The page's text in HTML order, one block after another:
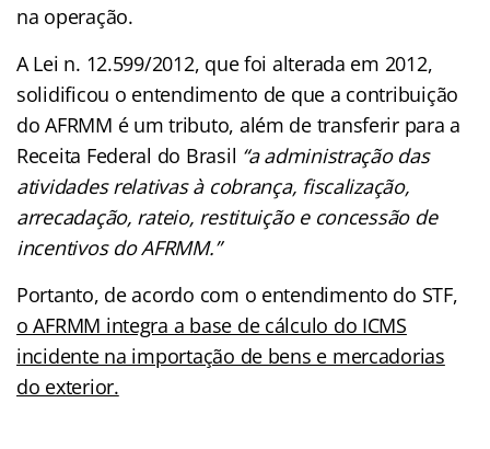
na operação.
A Lei n. 12.599/2012, que foi alterada em 2012,
solidificou o entendimento de que a contribuição
do AFRMM é um tributo, além de transferir para a
Receita Federal do Brasil “a administração das
atividades relativas à cobrança, fiscalização,
arrecadação, rateio, restituição e concessão de
incentivos do AFRMM.”
Portanto, de acordo com o entendimento do STF,
o AFRMM integra a base de cálculo do ICMS
incidente na importação de bens e mercadorias
do exterior.